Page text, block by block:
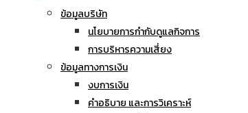
ข้อมูลบริษัท
นโยบายการกำกับดูแลกิจการ
การบริหารความเสี่ยง
ข้อมูลทางการเงิน
งบการเงิน
คำอธิบาย และการวิเคราะห์